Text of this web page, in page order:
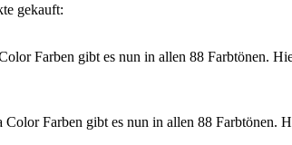
gekauft:
Farben gibt es nun in allen 88 Farbtönen.
Color Farben gibt es nun in allen 88 Farbtönen.